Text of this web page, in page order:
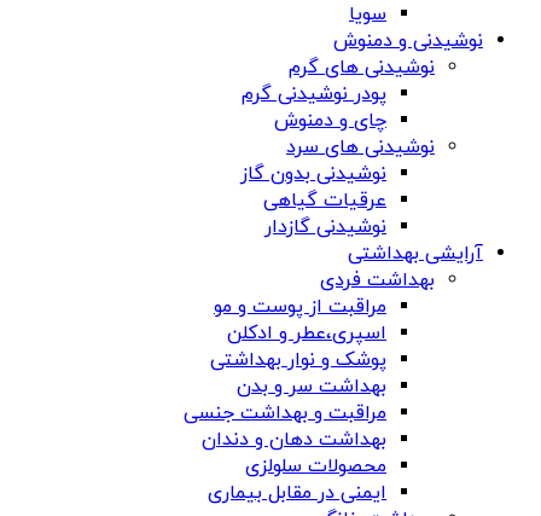
سویا
نوشیدنی و دمنوش
نوشیدنی های گرم
پودر نوشیدنی گرم
چای و دمنوش
نوشیدنی های سرد
نوشیدنی بدون گاز
عرقیات گیاهی
نوشیدنی گازدار
آرایشی بهداشتی
بهداشت فردی
مراقبت از پوست و مو
اسپری،عطر و ادکلن
پوشک و نوار بهداشتی
بهداشت سر و بدن
مراقبت و بهداشت جنسی
بهداشت دهان و دندان
محصولات سلولزی
ایمنی در مقابل بیماری